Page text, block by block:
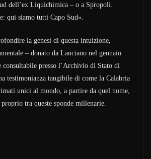
dell’ex Liquichimica – o a Spropoli.
qui siamo tutti Capo Sud».
la genesi di questa intuizione,
– donato da Lanciano nel gennaio
consultabile presso l’Archivio di Stato di
testimonianza tangibile di come la Calabria
unici al mondo, a partire da quel nome,
tra queste sponde millenarie.